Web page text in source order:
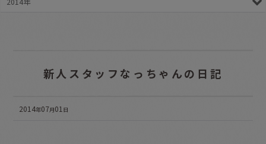
新人スタッフなっちゃんの日記
2014年07月01 日